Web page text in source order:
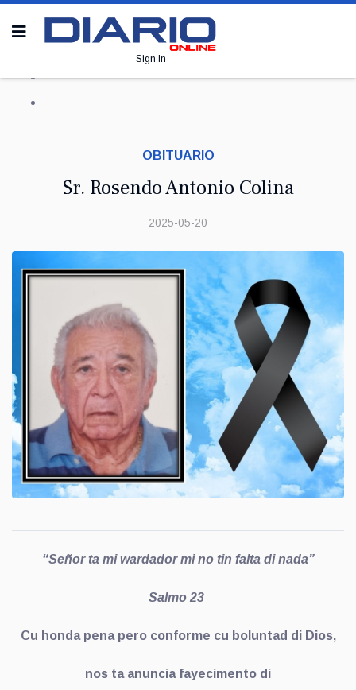
Sign In
OBITUARIO
Sr. Rosendo Antonio Colina
2025-05-20
“Señor ta mi wardador mi no tin falta di nada”
Salmo 23
Cu honda pena pero conforme cu boluntad di Dios,
nos ta anuncia fayecimento di